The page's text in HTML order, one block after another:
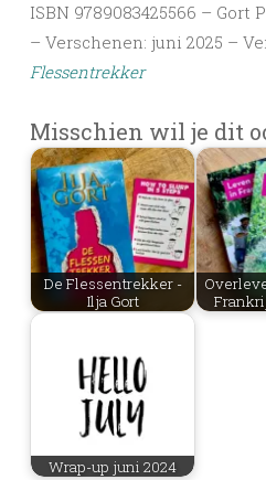
ISBN 9789083425566 – Gort
– Verschenen: juni 2025 –
Flessentrekker
Misschien wil je dit
De Flessentrekker -
Ilja Gort
Wrap-up juni 2024